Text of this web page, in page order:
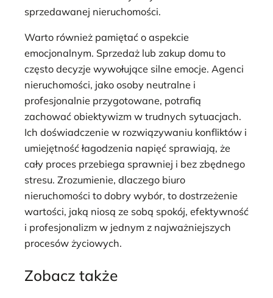
sprzedawanej nieruchomości.
Warto również pamiętać o aspekcie
emocjonalnym. Sprzedaż lub zakup domu to
często decyzje wywołujące silne emocje. Agenci
nieruchomości, jako osoby neutralne i
profesjonalnie przygotowane, potrafią
zachować obiektywizm w trudnych sytuacjach.
Ich doświadczenie w rozwiązywaniu konfliktów i
umiejętność łagodzenia napięć sprawiają, że
cały proces przebiega sprawniej i bez zbędnego
stresu. Zrozumienie, dlaczego biuro
nieruchomości to dobry wybór, to dostrzeżenie
wartości, jaką niosą ze sobą spokój, efektywność
i profesjonalizm w jednym z najważniejszych
procesów życiowych.
Zobacz także